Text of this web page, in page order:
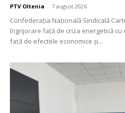
PTV Oltenia - 7 august 2026
Confederația Națională Sindicală
îngrijorare față de criza energetică cu
față de efectele economice și...